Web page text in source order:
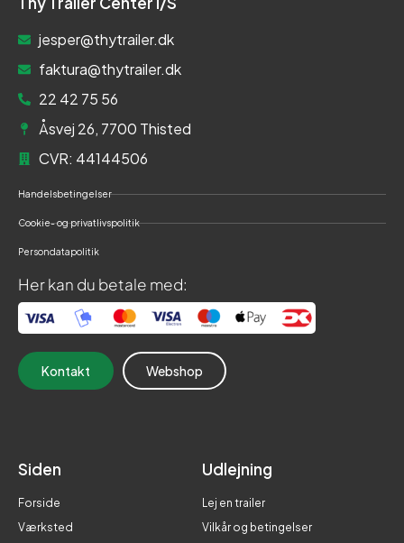
jesper@thytrailer.dk
faktura@thytrailer.dk
22 42 75 56
Åsvej 26, 7700 Thisted
CVR: 44144506
Handelsbetingelser
Cookie- og privatlivspolitik
Persondatapolitik
Her kan du betale med:
Kontakt Webshop
Siden
Forside
Værksted
Udlejning
Lej en trailer
Vilkår og betingelser